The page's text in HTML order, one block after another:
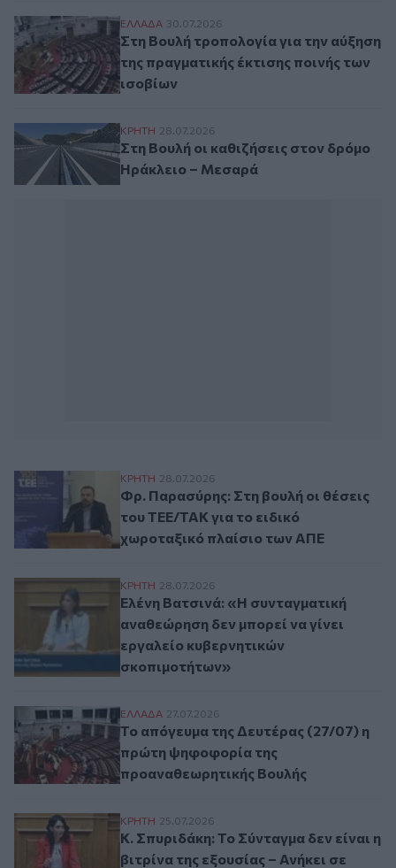
Στη Βουλή τροπολογία για την αύξηση
ΕΛΛAΔΑ 30.07.2026
Στη Βουλή τροπολογία για την αύξηση
της πραγματικής έκτισης ποινής των
ισοβίων
Στη Βουλή οι καθιζήσεις στον δρόμο
ΚΡΗΤΗ 28.07.2026
Στη Βουλή οι καθιζήσεις στον δρόμο
Ηράκλειο – Μεσαρά
Φρ. Παρασύρης: Στη βουλή οι θέσεις του
ΚΡΗΤΗ 28.07.2026
Φρ. Παρασύρης: Στη βουλή οι θέσεις
του ΤΕΕ/ΤΑΚ για το ειδικό
χωροταξικό πλαίσιο των ΑΠΕ
Ελένη Βατσινά: «Η συνταγματική
ΚΡΗΤΗ 28.07.2026
Ελένη Βατσινά: «Η συνταγματική
αναθεώρηση δεν μπορεί να γίνει
εργαλείο κυβερνητικών
σκοπιμοτήτων»
Το απόγευμα της Δευτέρας (27/07) η
ΕΛΛAΔΑ 27.07.2026
Το απόγευμα της Δευτέρας (27/07) η
πρώτη ψηφοφορία της
προαναθεωρητικής Βουλής
Κ. Σπυριδάκη: Το Σύνταγμα δεν είναι η
ΚΡΗΤΗ 25.07.2026
Κ. Σπυριδάκη: Το Σύνταγμα δεν είναι η
βιτρίνα της εξουσίας – Ανήκει σε